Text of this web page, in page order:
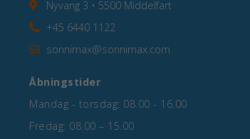
Nyvang 3 • 5500 Middelfart
+45 6440 1122
sonnimax@sonnimax.com
Åbningstider
Mandag - torsdag: 08.00 - 16.00
Fredag: 08.00 – 15.00